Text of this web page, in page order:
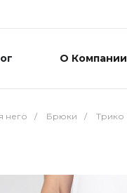
О Компании
него / Брюки / Трико